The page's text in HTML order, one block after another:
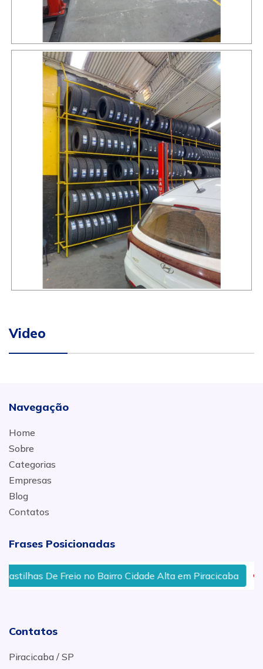
Video
Navegação
Home
Sobre
Categorias
Empresas
Blog
Contatos
Frases Posicionadas
no Bairro Cidade Alta em Piracicaba Borracharia
Contatos
Piracicaba / SP